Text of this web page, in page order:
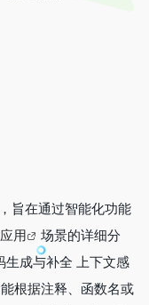
旨在通过智能化功能
应用
场景的详细分
生成与补全 上下文感
根据注释、函数名或